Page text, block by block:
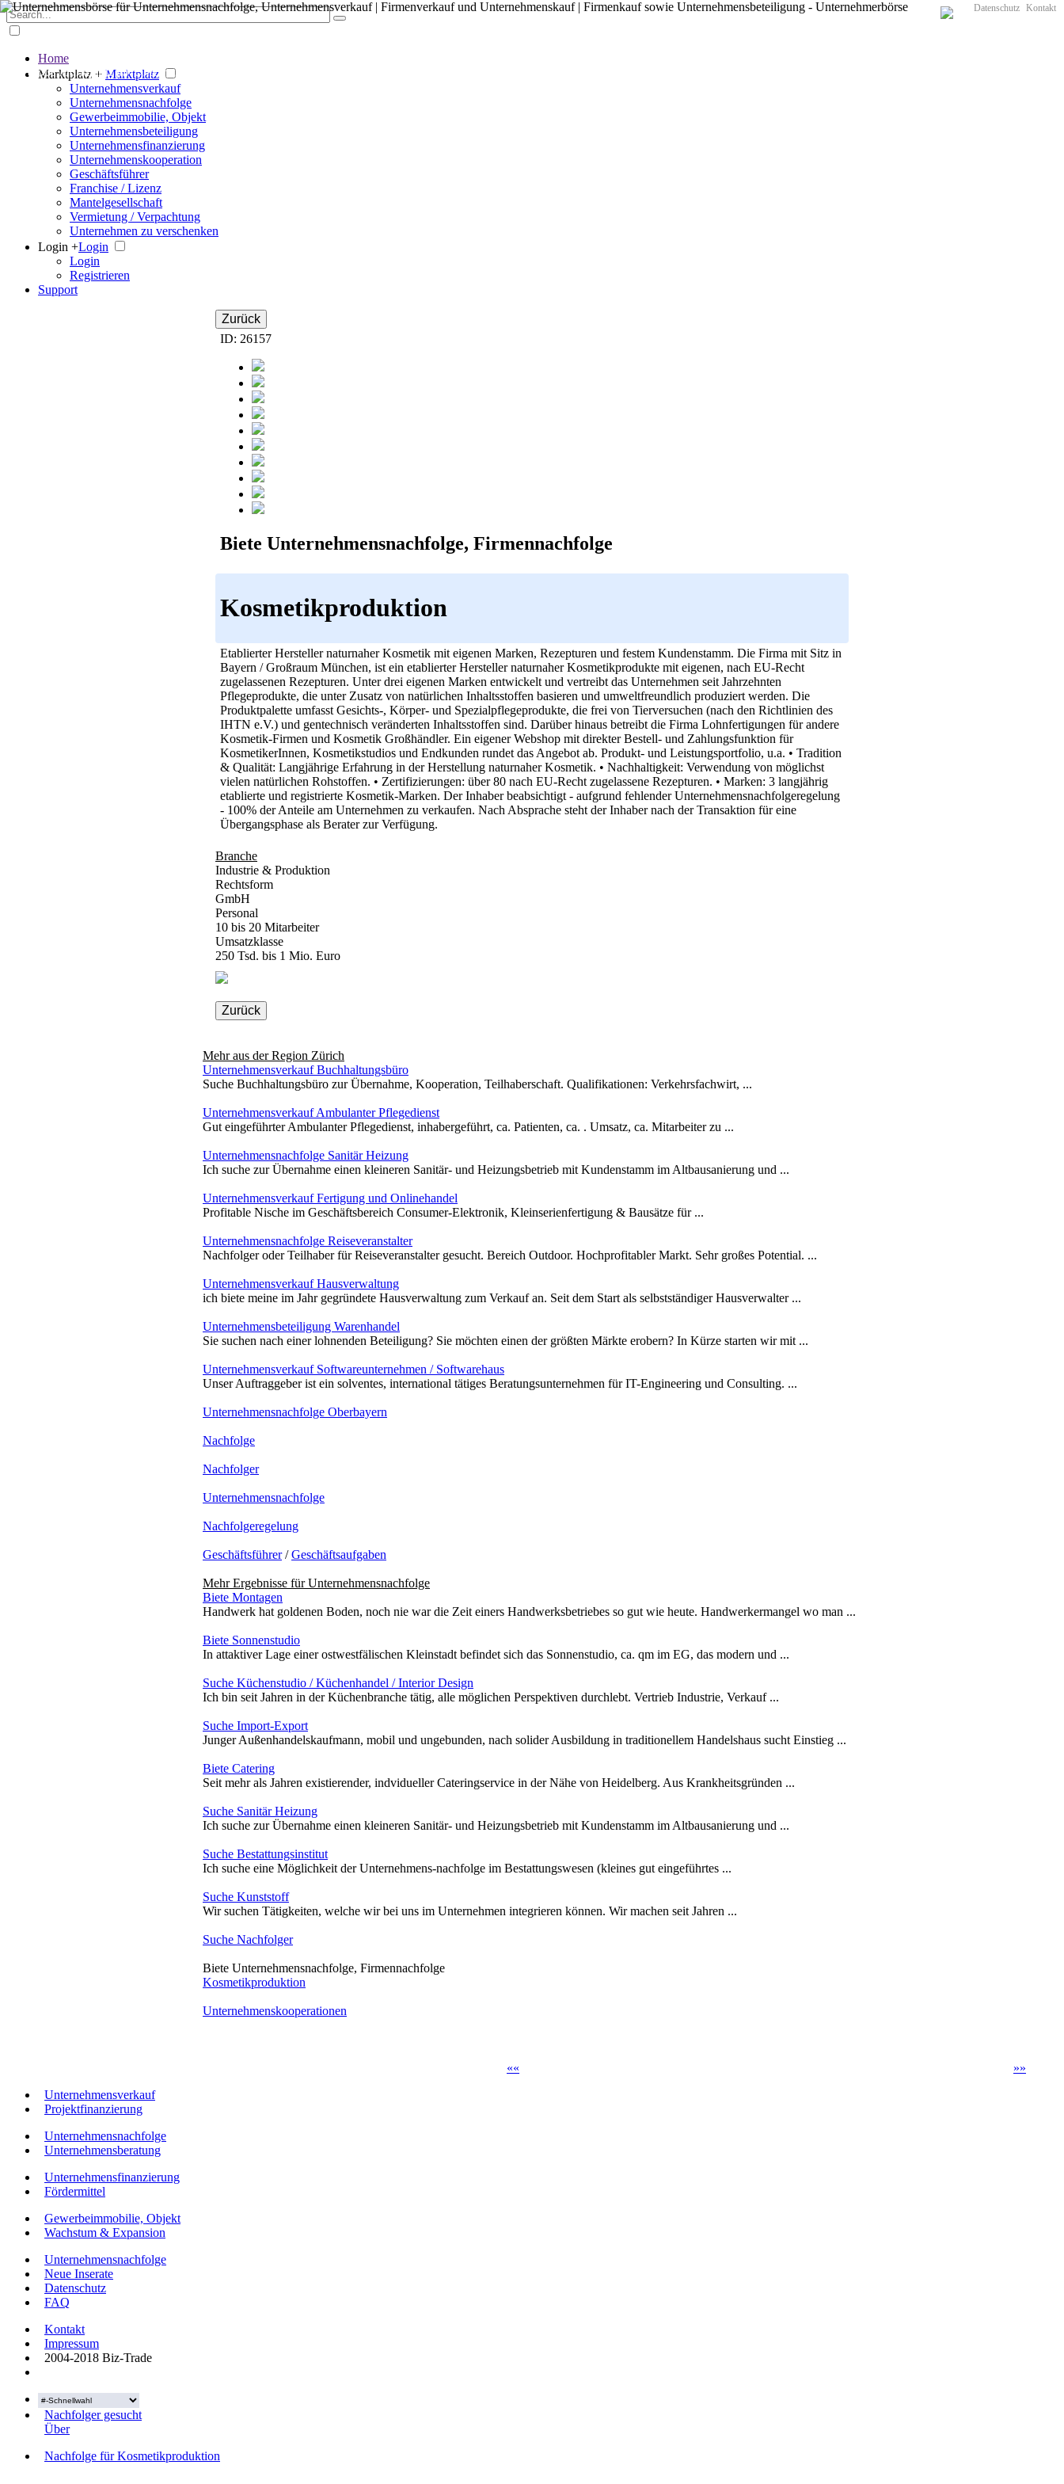
Der große Marktplatz für Unternehmen
Datenschutz Kontakt
Home
Marktplatz + Marktplatz
Unternehmensverkauf
Unternehmensnachfolge
Gewerbeimmobilie, Objekt
Unternehmensbeteiligung
Unternehmensfinanzierung
Unternehmenskooperation
Geschäftsführer
Franchise / Lizenz
Mantelgesellschaft
Vermietung / Verpachtung
Unternehmen zu verschenken
Login +Login
Login
Registrieren
Support
Zurück
ID: 26157
Biete Unternehmensnachfolge, Firmennachfolge
Kosmetikproduktion
Etablierter Hersteller naturnaher Kosmetik mit eigenen Marken, Rezepturen und festem Kundenstamm. Die Firma mit Sitz in
Bayern / Großraum München, ist ein etablierter Hersteller naturnaher Kosmetikprodukte mit eigenen, nach EU-Recht
zugelassenen Rezepturen. Unter drei eigenen Marken entwickelt und vertreibt das Unternehmen seit Jahrzehnten
Pflegeprodukte, die unter Zusatz von natürlichen Inhaltsstoffen basieren und umweltfreundlich produziert werden. Die
Produktpalette umfasst Gesichts-, Körper- und Spezialpflegeprodukte, die frei von Tierversuchen (nach den Richtlinien des
IHTN e.V.) und gentechnisch veränderten Inhaltsstoffen sind. Darüber hinaus betreibt die Firma Lohnfertigungen für andere
Kosmetik-Firmen und Kosmetik Großhändler. Ein eigener Webshop mit direkter Bestell- und Zahlungsfunktion für
KosmetikerInnen, Kosmetikstudios und Endkunden rundet das Angebot ab. Produkt- und Leistungsportfolio, u.a. • Tradition
& Qualität: Langjährige Erfahrung in der Herstellung naturnaher Kosmetik. • Nachhaltigkeit: Verwendung von möglichst
vielen natürlichen Rohstoffen. • Zertifizierungen: über 80 nach EU-Recht zugelassene Rezepturen. • Marken: 3 langjährig
etablierte und registrierte Kosmetik-Marken. Der Inhaber beabsichtigt - aufgrund fehlender Unternehmensnachfolgeregelung
- 100% der Anteile am Unternehmen zu verkaufen. Nach Absprache steht der Inhaber nach der Transaktion für eine
Übergangsphase als Berater zur Verfügung.
Branche
Industrie & Produktion
Rechtsform
GmbH
Personal
10 bis 20 Mitarbeiter
Umsatzklasse
250 Tsd. bis 1 Mio. Euro
Zurück
Mehr aus der Region Zürich
Unternehmensverkauf Buchhaltungsbüro
Suche Buchhaltungsbüro zur Übernahme, Kooperation, Teilhaberschaft. Qualifikationen: Verkehrsfachwirt, ...
Unternehmensverkauf Ambulanter Pflegedienst
Gut eingeführter Ambulanter Pflegedienst, inhabergeführt, ca. Patienten, ca. . Umsatz, ca. Mitarbeiter zu ...
Unternehmensnachfolge Sanitär Heizung
Ich suche zur Übernahme einen kleineren Sanitär- und Heizungsbetrieb mit Kundenstamm im Altbausanierung und ...
Unternehmensverkauf Fertigung und Onlinehandel
Profitable Nische im Geschäftsbereich Consumer-Elektronik, Kleinserienfertigung & Bausätze für ...
Unternehmensnachfolge Reiseveranstalter
Nachfolger oder Teilhaber für Reiseveranstalter gesucht. Bereich Outdoor. Hochprofitabler Markt. Sehr großes Potential. ...
Unternehmensverkauf Hausverwaltung
ich biete meine im Jahr gegründete Hausverwaltung zum Verkauf an. Seit dem Start als selbstständiger Hausverwalter ...
Unternehmensbeteiligung Warenhandel
Sie suchen nach einer lohnenden Beteiligung? Sie möchten einen der größten Märkte erobern? In Kürze starten wir mit ...
Unternehmensverkauf Softwareunternehmen / Softwarehaus
Unser Auftraggeber ist ein solventes, international tätiges Beratungsunternehmen für IT-Engineering und Consulting. ...
Unternehmensnachfolge Oberbayern
Nachfolge
Nachfolger
Unternehmensnachfolge
Nachfolgeregelung
Geschäftsführer/Geschäftsaufgaben
Mehr Ergebnisse fürUnternehmensnachfolge
Biete Montagen
Handwerk hat goldenen Boden, noch nie war die Zeit einers Handwerksbetriebes so gut wie heute. Handwerkermangel wo man ...
Biete Sonnenstudio
In attaktiver Lage einer ostwestfälischen Kleinstadt befindet sich das Sonnenstudio, ca. qm im EG, das modern und ...
Suche Küchenstudio / Küchenhandel / Interior Design
Ich bin seit Jahren in der Küchenbranche tätig, alle möglichen Perspektiven durchlebt. Vertrieb Industrie, Verkauf ...
Suche Import-Export
Junger Außenhandelskaufmann, mobil und ungebunden, nach solider Ausbildung in traditionellem Handelshaus sucht Einstieg ...
Biete Catering
Seit mehr als Jahren existierender, indvidueller Cateringservice in der Nähe von Heidelberg. Aus Krankheitsgründen ...
Suche Sanitär Heizung
Ich suche zur Übernahme einen kleineren Sanitär- und Heizungsbetrieb mit Kundenstamm im Altbausanierung und ...
Suche Bestattungsinstitut
Ich suche eine Möglichkeit der Unternehmens-nachfolge im Bestattungswesen (kleines gut eingeführtes ...
Suche Kunststoff
Wir suchen Tätigkeiten, welche wir bei uns im Unternehmen integrieren können. Wir machen seit Jahren ...
Suche Nachfolger
Biete Unternehmensnachfolge, Firmennachfolge
Kosmetikproduktion
Unternehmenskooperationen
»»
««
Unternehmensverkauf
Projektfinanzierung
Unternehmensnachfolge
Unternehmensberatung
Unternehmensfinanzierung
Fördermittel
Gewerbeimmobilie, Objekt
Wachstum & Expansion
Unternehmensnachfolge
Neue Inserate
Datenschutz
FAQ
Kontakt
Impressum
2004-2018 Biz-Trade
Nachfolger gesucht
Über
Nachfolge für Kosmetikproduktion